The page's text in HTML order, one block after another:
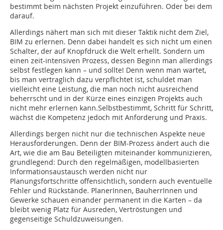
bestimmt beim nächsten Projekt einzuführen. Oder bei dem
darauf.
Allerdings nähert man sich mit dieser Taktik nicht dem Ziel,
BIM zu erlernen. Denn dabei handelt es sich nicht um einen
Schalter, der auf Knopfdruck die Welt erhellt. Sondern um
einen zeit-intensiven Prozess, dessen Beginn man allerdings
selbst festlegen kann – und sollte! Denn wenn man wartet,
bis man vertraglich dazu verpflichtet ist, schuldet man
vielleicht eine Leistung, die man noch nicht ausreichend
beherrscht und in der Kürze eines einzigen Projekts auch
nicht mehr erlernen kann.Selbstbestimmt, Schritt für Schritt,
wächst die Kompetenz jedoch mit Anforderung und Praxis.
Allerdings bergen nicht nur die technischen Aspekte neue
Herausforderungen. Denn der BIM-Prozess ändert auch die
Art, wie die am Bau Beteiligten miteinander kommunizieren,
grundlegend: Durch den regelmäßigen, modellbasierten
Informa­tionsaustausch werden nicht nur
Planungsfortschritte offensichtlich, sondern auch eventuelle
Fehler und Rückstände. PlanerInnen, BauherrInnen und
Gewerke schauen einander permanent in die Karten – da
bleibt wenig Platz für Ausreden, Vertröstungen und
gegenseitige Schuldzuweisungen.